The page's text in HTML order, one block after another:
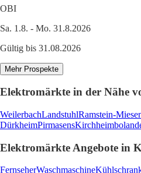
OBI
Sa. 1.8. - Mo. 31.8.2026
Gültig bis 31.08.2026
Mehr Prospekte
Elektromärkte in der Nähe
WeilerbachLandstuhlRamstein-
DürkheimPirmasens
Elektromärkte Angebote in
FernseherWaschmaschine